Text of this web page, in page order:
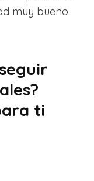
muy bueno.
ti